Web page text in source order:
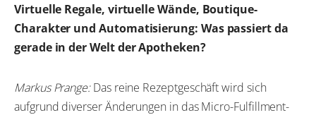
Virtuelle Regale, virtuelle Wände, Boutique-
Charakter und Automatisierung: Was passiert da
gerade in der Welt der Apotheken?
Markus Prange:Das reine Rezeptgeschäft wird sich
aufgrund diverser Änderungen in das Micro-Fulfillment-